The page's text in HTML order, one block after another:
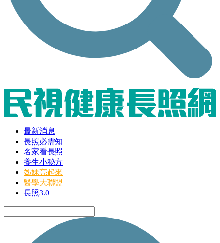
最新消息
長照必需知
名家看長照
養生小秘方
姊妹亮起來
醫學大聯盟
長照3.0